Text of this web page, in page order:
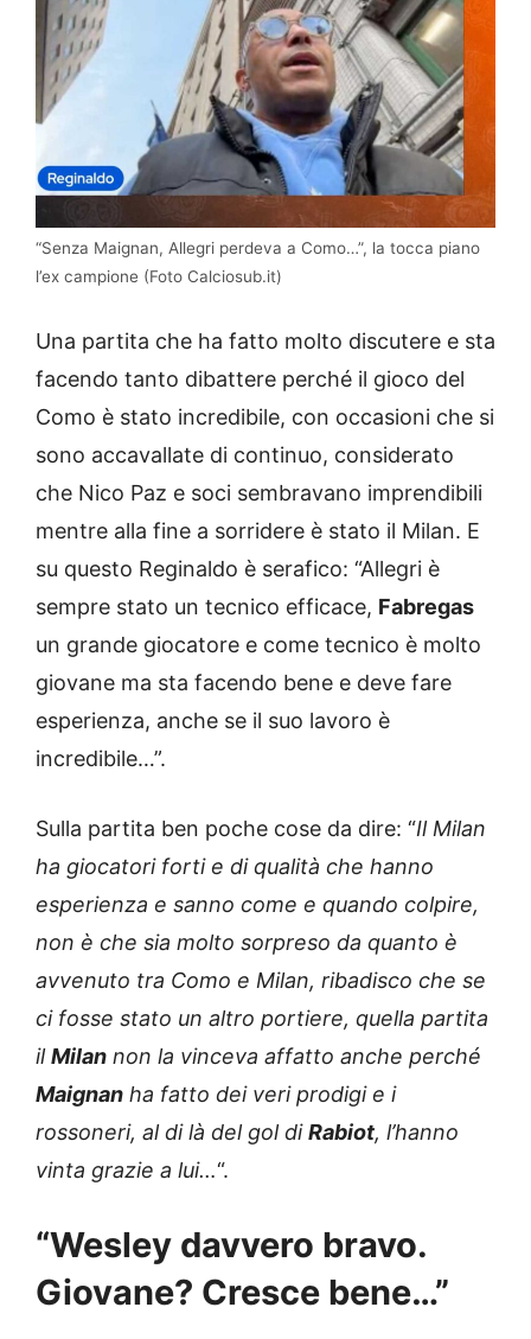
“Senza Maignan, Allegri perdeva a Como…”, la tocca piano
l’ex campione (Foto Calciosub.it)
Una partita che ha fatto molto discutere e sta
facendo tanto dibattere perché il gioco del
Como è stato incredibile, con occasioni che si
sono accavallate di continuo, considerato
che Nico Paz e soci sembravano imprendibili
mentre alla fine a sorridere è stato il Milan. E
su questo Reginaldo è serafico: “Allegri è
sempre stato un tecnico efficace, Fabregas
un grande giocatore e come tecnico è molto
giovane ma sta facendo bene e deve fare
esperienza, anche se il suo lavoro è
incredibile…”.
Sulla partita ben poche cose da dire: “Il Milan
ha giocatori forti e di qualità che hanno
esperienza e sanno come e quando colpire,
non è che sia molto sorpreso da quanto è
avvenuto tra Como e Milan, ribadisco che se
ci fosse stato un altro portiere, quella partita
ilMilan non la vinceva affatto anche perché
Maignan ha fatto dei veri prodigi e i
rossoneri, al di là del gol diRabiot, l’hanno
vinta grazie a lui…“.
“Wesley davvero bravo.
Giovane? Cresce bene…”